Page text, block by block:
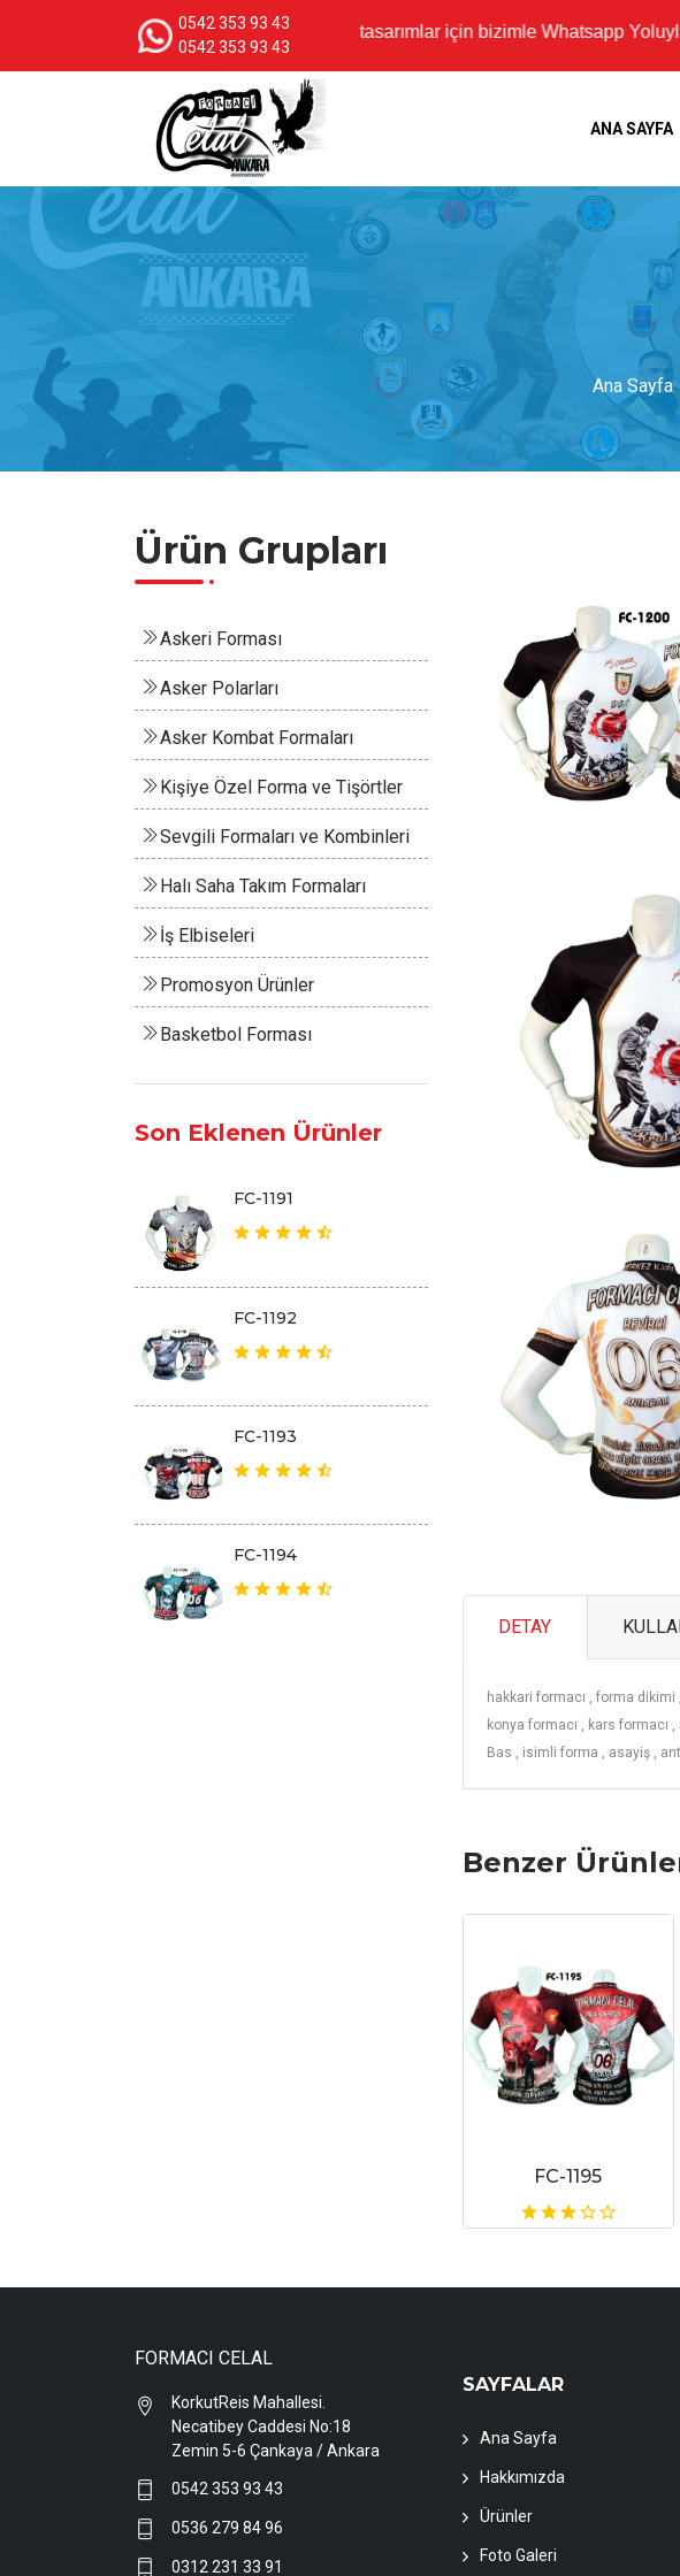
0542 353 93 43
0542 353 93 43
Özgün tasarımlar için bizimle Whatsapp Yoluyla
ANA SAYFA
Ana Sayfa
DETAY
hakkari formacı , forma dikimi ,
konya formacı , kars formacı ,
Bas , isimli forma , asayiş ,
Benzer
FC-1195
Ürün Grupları
Askeri Forması
Asker Polarları
Asker Kombat Formaları
Kişiye Özel Forma ve Tişörtler
Sevgili Formaları ve Kombinleri
Halı Saha Takım Formaları
İş Elbiseleri
Promosyon Ürünler
Basketbol Forması
Son Eklenen Ürünler
FC-1191
FC-1192
FC-1193
FC-1194
FORMACI CELAL
KorkutReis Mahallesi.
Necatibey Caddesi No:18
Zemin 5-6 Çankaya / Ankara
0542 353 93 43
0536 279 84 96
0312 231 33 91
SAYFALAR
Ana Sayfa
Hakkımızda
Ürünler
Foto Galeri